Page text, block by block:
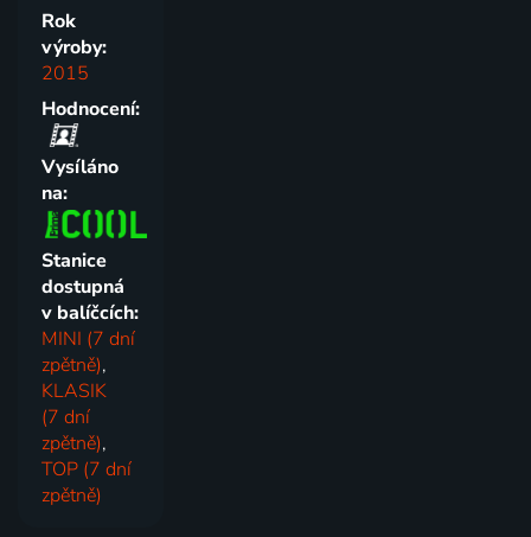
Rok
výroby:
2015
Hodnocení:
Vysíláno
na:
Stanice
dostupná
v balíčcích:
MINI (7 dní
zpětně),
KLASIK
(7 dní
zpětně),
TOP (7 dní
zpětně)